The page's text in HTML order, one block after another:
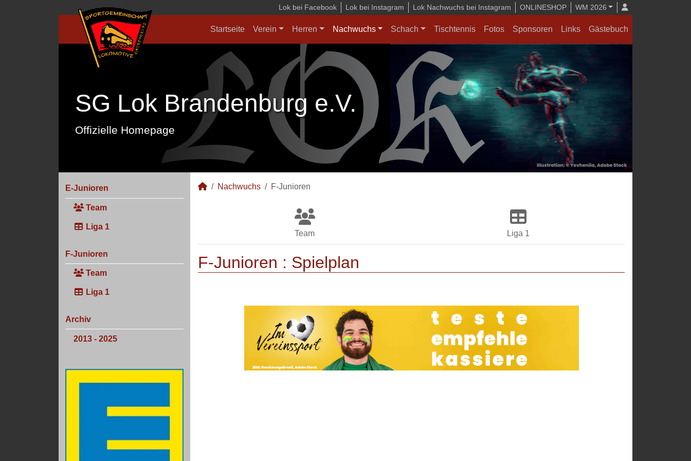
Lok bei Facebook Lok bei Instagram Lok Nachwuchs bei Instagram ONLINESHOP WM 2026
Startseite Verein Herren Nachwuchs Schach Tischtennis Fotos Sponsoren Links Gästebuch
SG Lok Brandenburg e.V.
Offizielle Homepage
E-Junioren
Team
Liga 1
F-Junioren
Team
Liga 1
Archiv
2013 - 2025
Nachwuchs F-Junioren
Team Liga 1
F-Junioren : Spielplan